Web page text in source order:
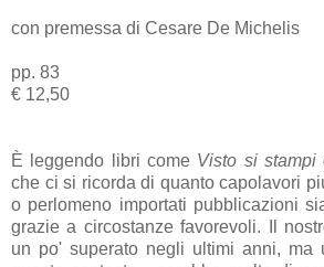
con premessa di Cesare De Michelis
pp. 83
€ 12,50
È leggendo libri come Visto si stampi
che ci si ricorda di quanto capolavori
o perlomeno importati pubblicazioni
grazie a circostanze favorevoli. Il
un po' superato negli ultimi anni,